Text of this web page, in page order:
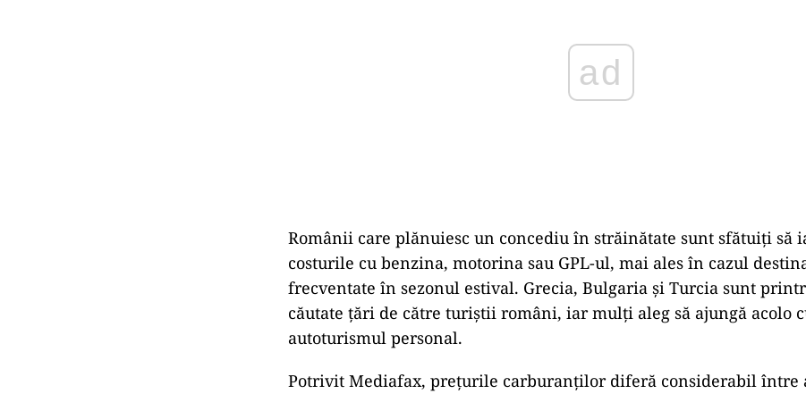
Românii care plănuiesc un concediu în străinătate sunt sfătuiți să
costurile cu benzina, motorina sau GPL-ul, mai ales în cazul
frecventate în sezonul estival. Grecia, Bulgaria și Turcia sunt
căutate țări de către turiștii români, iar mulți aleg să ajungă acolo
autoturismul personal.
Potrivit Mediafax, prețurile carburanților diferă considerabil între